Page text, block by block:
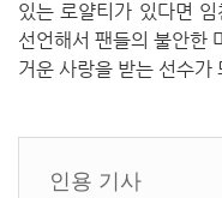
있는 로얄티가 있다면
선언해서 팬들의 불안한
거운 사랑을 받는 선수가
인용 기사